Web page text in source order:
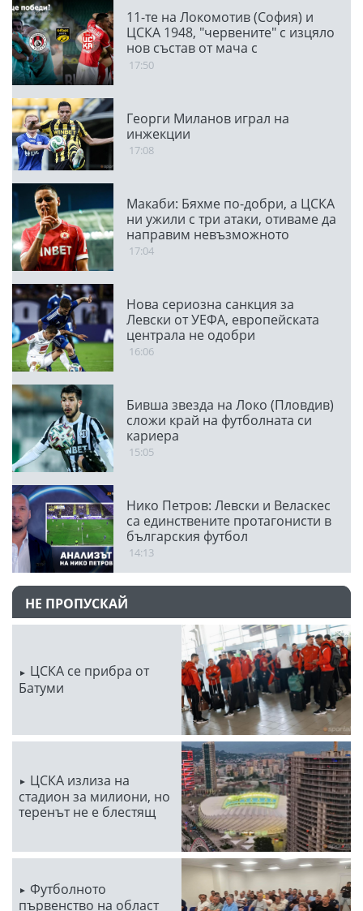
11-те на Локомотив (София) и
ЦСКА 1948, "червените" с изцяло
нов състав от мача с
Панатинайкос
17:50
Георги Миланов играл на
инжекции
17:08
Макаби: Бяхме по-добри, а ЦСКА
ни ужили с три атаки, отиваме да
направим невъзможното
17:04
Нова сериозна санкция за
Левски от УЕФА, европейската
централа не одобри
транспарант
16:06
Бивша звезда на Локо (Пловдив)
сложи край на футболната си
кариера
15:05
Нико Петров: Левски и Веласкес
са единствените протагонисти в
българския футбол
14:13
НЕ ПРОПУСКАЙ
ЦСКА се прибра от
Батуми
ЦСКА излиза на
стадион за милиони, но
теренът не е блестящ
Футболното
първенство на област